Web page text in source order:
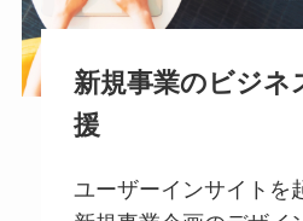
新規事業のビジネ
援
ユーザーインサイトを